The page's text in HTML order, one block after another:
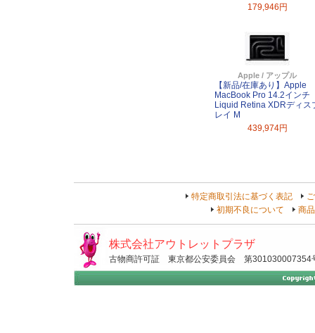
179,946円
Apple / アップル
【新品/在庫あり】Apple
MacBook Pro 14.2インチ
Liquid Retina XDRディス
レイ M
439,974円
特定商取引法に基づく表記
初期不良について
商
株式会社アウトレットプラザ
古物商許可証 東京都公安委員会 第301030007354